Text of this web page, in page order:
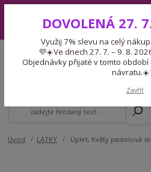
7. – 9. 8. 2026 čerpáme dovolenou.
odešleme ihned po
Expedice 775 866 913
Po-Čt 9-15:30 Pá 9-14:30 Pauza 13-13:45
Úvod LÁTKY Úplet, Květy pastelová
DOVOLENÁ 27.
Využij 7% slevu na celý nákup
💜☀️Ve dnech 27. 7. – 9. 8.
Objednávky přijaté v tomto
Zavřít